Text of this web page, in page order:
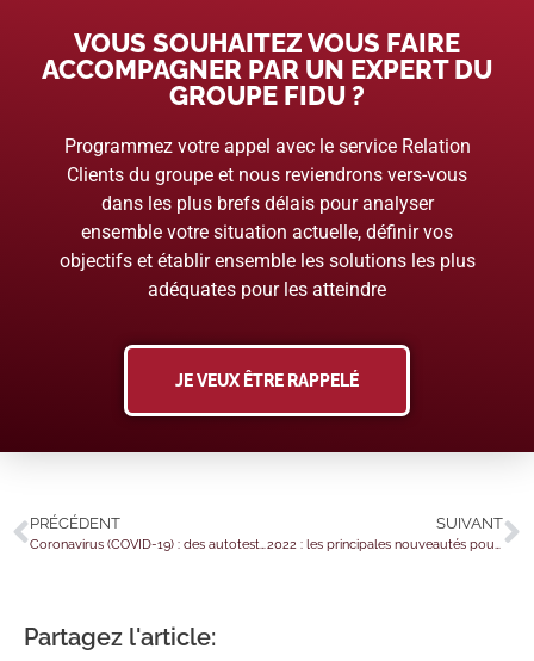
VOUS SOUHAITEZ VOUS FAIRE
ACCOMPAGNER PAR UN EXPERT DU
GROUPE FIDU ?
Programmez votre appel avec le service Relation
Clients du groupe et nous reviendrons vers-vous
dans les plus brefs délais pour analyser
ensemble votre situation actuelle, définir vos
objectifs et établir ensemble les solutions les plus
adéquates pour les atteindre
JE VEUX ÊTRE RAPPELÉ
PRÉCÉDENT
Coronavirus (COVID-19) : des autotests en grande surface !
SUIVANT
2022 : les principales nouveautés pour les particuliers
Partagez l'article: